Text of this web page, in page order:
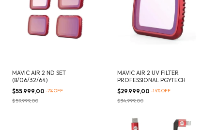
MAVIC AIR 2 ND SET
(8/06/32/64)
$55.999,00 -7%OFF
$59.999,00
MAVIC AIR 2 UV FILTER
PROFESSIONAL PGYTECH
$29.999,00 -14%OFF
$34.999,00